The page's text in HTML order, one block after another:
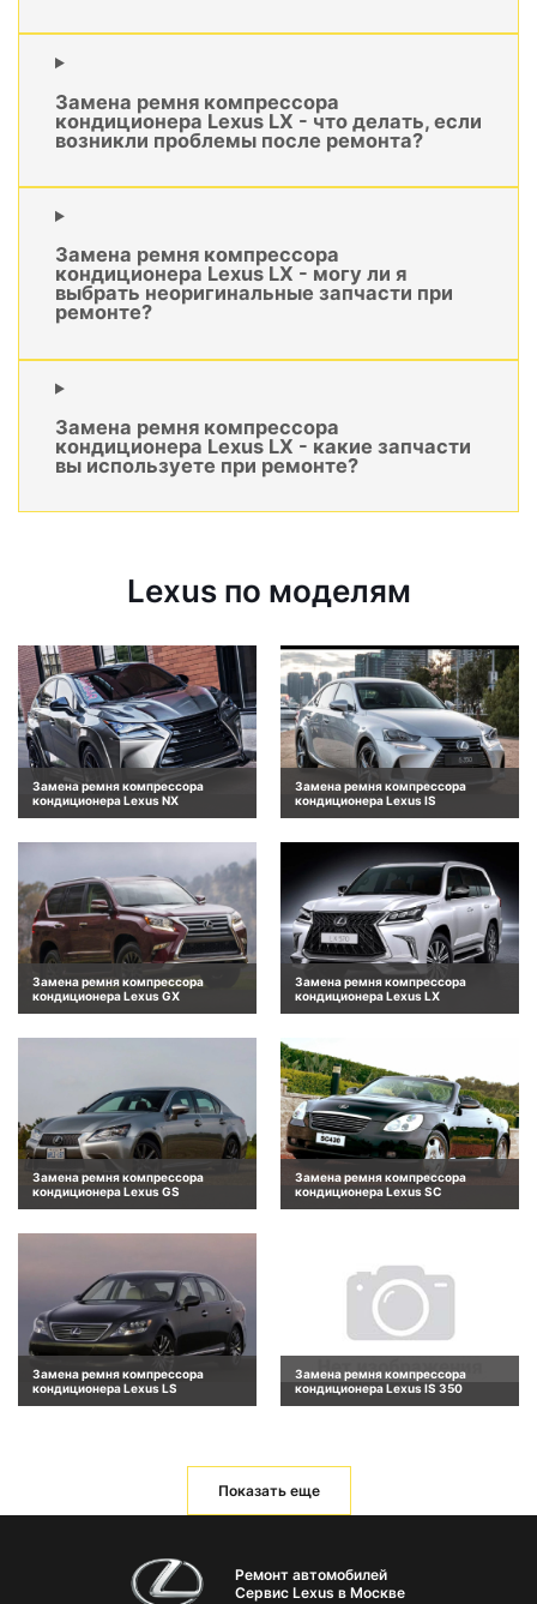
Замена ремня компрессора
кондиционера Lexus LX - что делать, если
возникли проблемы после ремонта?
Замена ремня компрессора
кондиционера Lexus LX - могу ли я
выбрать неоригинальные запчасти при
ремонте?
Замена ремня компрессора
кондиционера Lexus LX - какие запчасти
вы используете при ремонте?
Lexus по моделям
Замена ремня компрессора
кондиционера Lexus NX
Замена ремня компрессора
кондиционера Lexus IS
Замена ремня компрессора
кондиционера Lexus GX
Замена ремня компрессора
кондиционера Lexus LX
Замена ремня компрессора
кондиционера Lexus GS
Замена ремня компрессора
кондиционера Lexus SC
Замена ремня компрессора
кондиционера Lexus LS
Замена ремня компрессора
кондиционера Lexus IS 350
Показать еще
Ремонт автомобилей
Сервис Lexus в Москве